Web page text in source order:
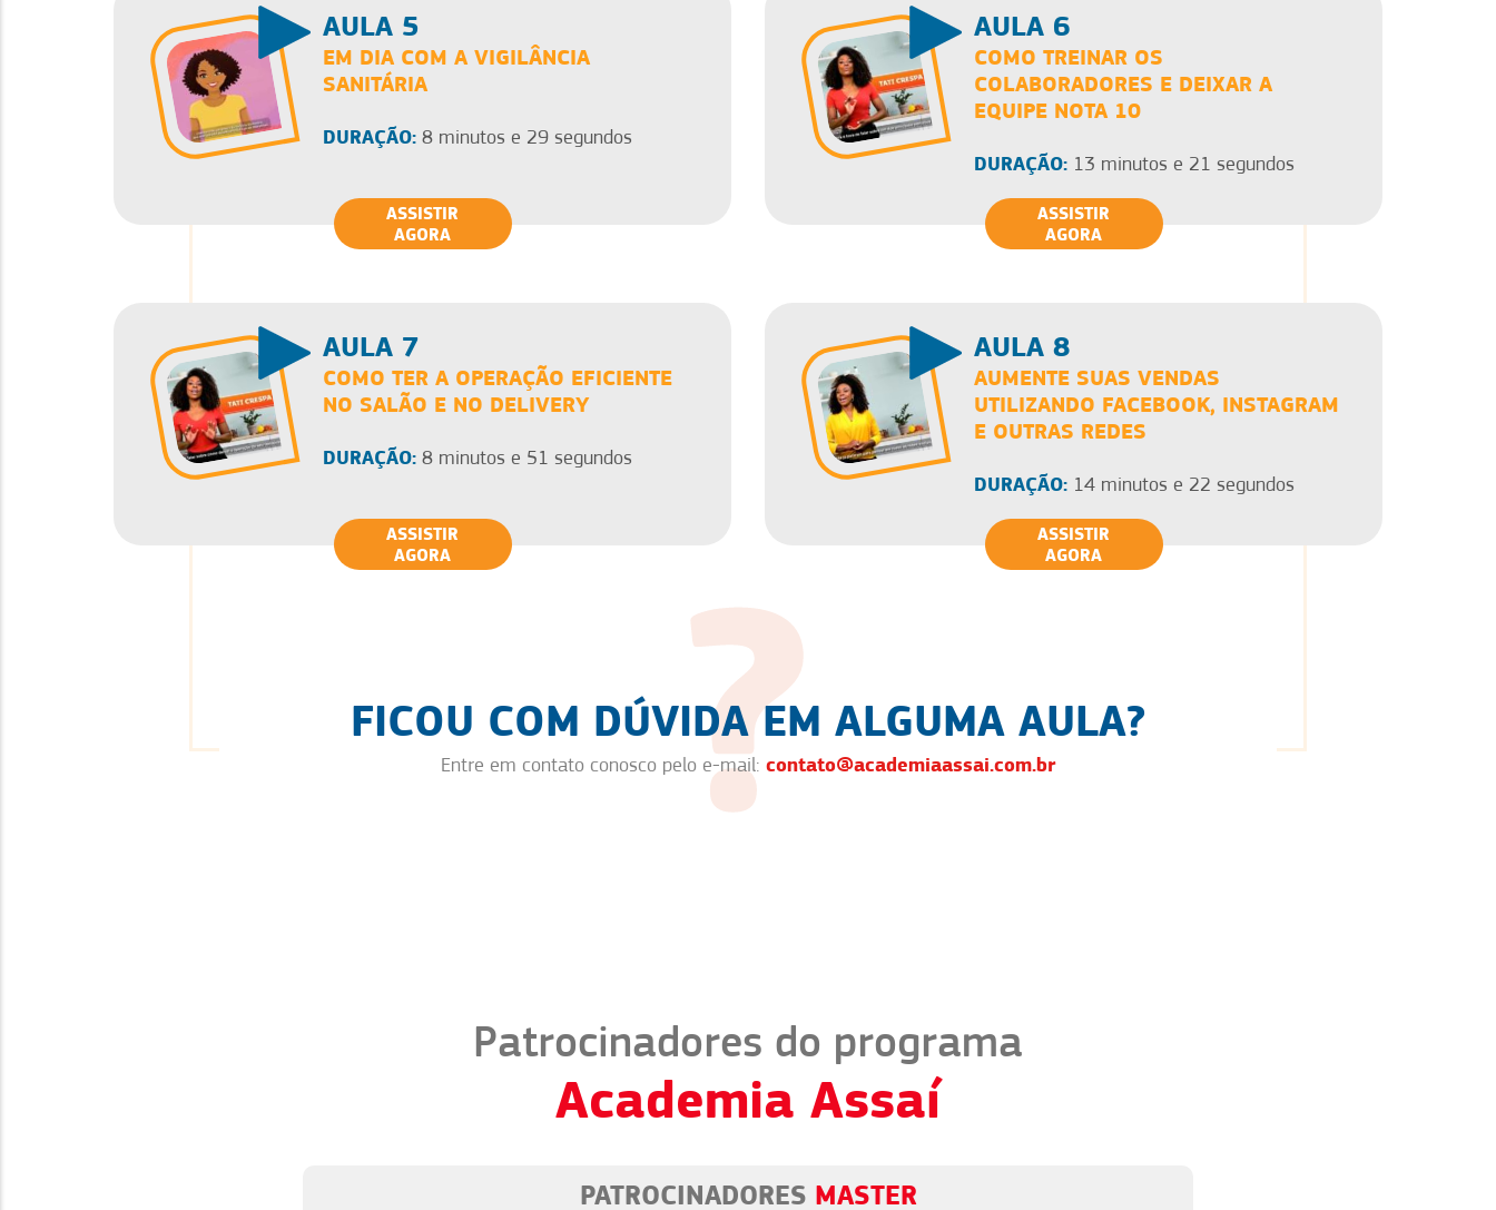
AULA 5
EM DIA COM A VIGILÂNCIA
SANITÁRIA
DURAÇÃO: 8 minutos e 29 segundos
ASSISTIR
AGORA
AULA 6
COMO TREINAR OS
COLABORADORES E DEIXAR A
EQUIPE NOTA 10
DURAÇÃO: 13 minutos e 21 segundos
ASSISTIR
AGORA
AULA 7
COMO TER A OPERAÇÃO EFICIENTE
NO SALÃO E NO DELIVERY
DURAÇÃO: 8 minutos e 51 segundos
ASSISTIR
AGORA
AULA 8
AUMENTE SUAS VENDAS
UTILIZANDO FACEBOOK, INSTAGRAM
E OUTRAS REDES
DURAÇÃO: 14 minutos e 22 segundos
ASSISTIR
AGORA
FICOU COM DÚVIDA EM ALGUMA AULA?
Entre em contato conosco pelo e-mail: contato@academiaassai.com.br
Patrocinadores do programa
Academia Assaí
PATROCINADORES MASTER